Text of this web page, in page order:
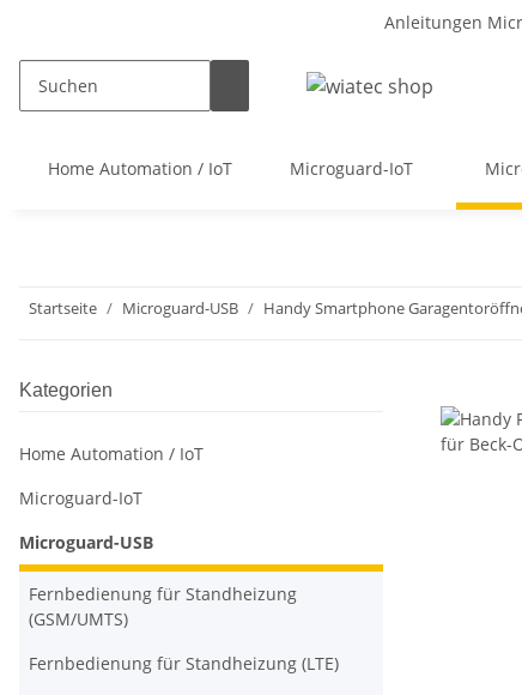
Anleitungen
Home Automation / IoT Microguard-IoT
Startseite Microguard-USB Handy Smartphone
Kategorien
Home Automation / IoT
Microguard-IoT
Microguard-USB
Fernbedienung für Standheizung
(GSM/UMTS)
Fernbedienung für Standheizung (LTE)